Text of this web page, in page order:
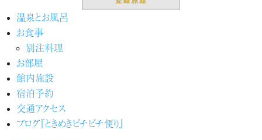
温泉とお風呂
お食事
別注料理
お部屋
館内施設
宿泊予約
交通アクセス
ブログ『ときめきピチピチ便り』